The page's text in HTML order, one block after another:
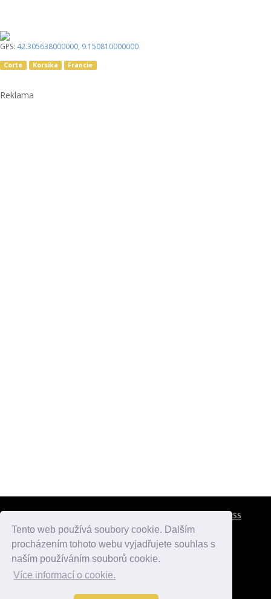
Tento web používá soubory cookie. Dalším
procházením tohoto webu vyjadřujete souhlas s
naším používáním souborů cookie.
Více informací o cookie.
GPS: 42.305638000000, 9.150810000000
Corte Korsika Francie
Reklama
RSS
atlaspamatek.info